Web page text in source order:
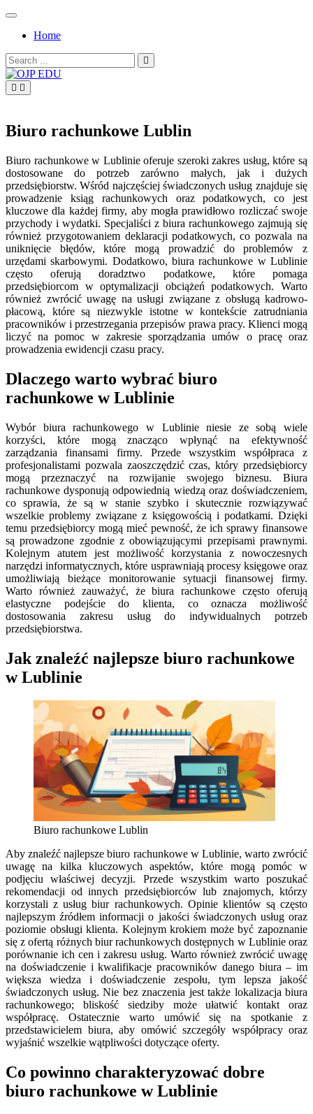
Skip
contentHome
Search
for:
Biuro rachunkowe Lublin
Biuro rachunkowe w Lublinie oferuje szeroki zakres usług, które są
dostosowane do potrzeb zarówno małych, jak i dużych
przedsiębiorstw. Wśród najczęściej świadczonych usług znajduje się
prowadzenie ksiąg rachunkowych oraz podatkowych, co jest
kluczowe dla każdej firmy, aby mogła prawidłowo rozliczać swoje
przychody i wydatki. Specjaliści z biura rachunkowego zajmują się
również przygotowaniem deklaracji podatkowych, co pozwala na
uniknięcie błędów, które mogą prowadzić do problemów z
urzędami skarbowymi. Dodatkowo, biura rachunkowe w Lublinie
często oferują doradztwo podatkowe, które pomaga
przedsiębiorcom w optymalizacji obciążeń podatkowych. Warto
również zwrócić uwagę na usługi związane z obsługą kadrowo-
płacową, które są niezwykle istotne w kontekście zatrudniania
pracowników i przestrzegania przepisów prawa pracy. Klienci mogą
liczyć na pomoc w zakresie sporządzania umów o pracę oraz
prowadzenia ewidencji czasu pracy.
Dlaczego warto wybrać biuro
rachunkowe w Lublinie
Wybór biura rachunkowego w Lublinie niesie ze sobą wiele
korzyści, które mogą znacząco wpłynąć na efektywność
zarządzania finansami firmy. Przede wszystkim współpraca z
profesjonalistami pozwala zaoszczędzić czas, który przedsiębiorcy
mogą przeznaczyć na rozwijanie swojego biznesu. Biura
rachunkowe dysponują odpowiednią wiedzą oraz doświadczeniem,
co sprawia, że są w stanie szybko i skutecznie rozwiązywać
wszelkie problemy związane z księgowością i podatkami. Dzięki
temu przedsiębiorcy mogą mieć pewność, że ich sprawy finansowe
są prowadzone zgodnie z obowiązującymi przepisami prawnymi.
Kolejnym atutem jest możliwość korzystania z nowoczesnych
narzędzi informatycznych, które usprawniają procesy księgowe oraz
umożliwiają bieżące monitorowanie sytuacji finansowej firmy.
Warto również zauważyć, że biura rachunkowe często oferują
elastyczne podejście do klienta, co oznacza możliwość
dostosowania zakresu usług do indywidualnych potrzeb
przedsiębiorstwa.
Jak znaleźć najlepsze biuro rachunkowe
w Lublinie
Biuro rachunkowe Lublin
Aby znaleźć najlepsze biuro rachunkowe w Lublinie, warto zwrócić
uwagę na kilka kluczowych aspektów, które mogą pomóc w
podjęciu właściwej decyzji. Przede wszystkim warto poszukać
rekomendacji od innych przedsiębiorców lub znajomych, którzy
korzystali z usług biur rachunkowych. Opinie klientów są często
najlepszym źródłem informacji o jakości świadczonych usług oraz
poziomie obsługi klienta. Kolejnym krokiem może być zapoznanie
się z ofertą różnych biur rachunkowych dostępnych w Lublinie oraz
porównanie ich cen i zakresu usług. Warto również zwrócić uwagę
na doświadczenie i kwalifikacje pracowników danego biura – im
większa wiedza i doświadczenie zespołu, tym lepsza jakość
świadczonych usług. Nie bez znaczenia jest także lokalizacja biura
rachunkowego; bliskość siedziby może ułatwić kontakt oraz
współpracę. Ostatecznie warto umówić się na spotkanie z
przedstawicielem biura, aby omówić szczegóły współpracy oraz
wyjaśnić wszelkie wątpliwości dotyczące oferty.
Co powinno charakteryzować dobre
biuro rachunkowe w Lublinie